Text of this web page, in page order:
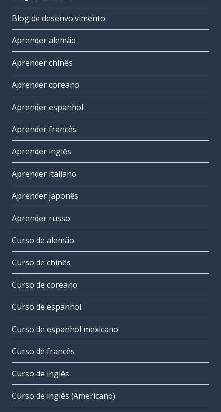
Blog de desenvolvimento
Aprender alemão
Aprender chinês
Aprender coreano
Aprender espanhol
Aprender francês
Aprender inglês
Aprender italiano
Aprender japonês
Aprender russo
Curso de alemão
Curso de chinês
Curso de coreano
Curso de espanhol
Curso de espanhol mexicano
Curso de francês
Curso de inglês
Curso de inglês (Americano)